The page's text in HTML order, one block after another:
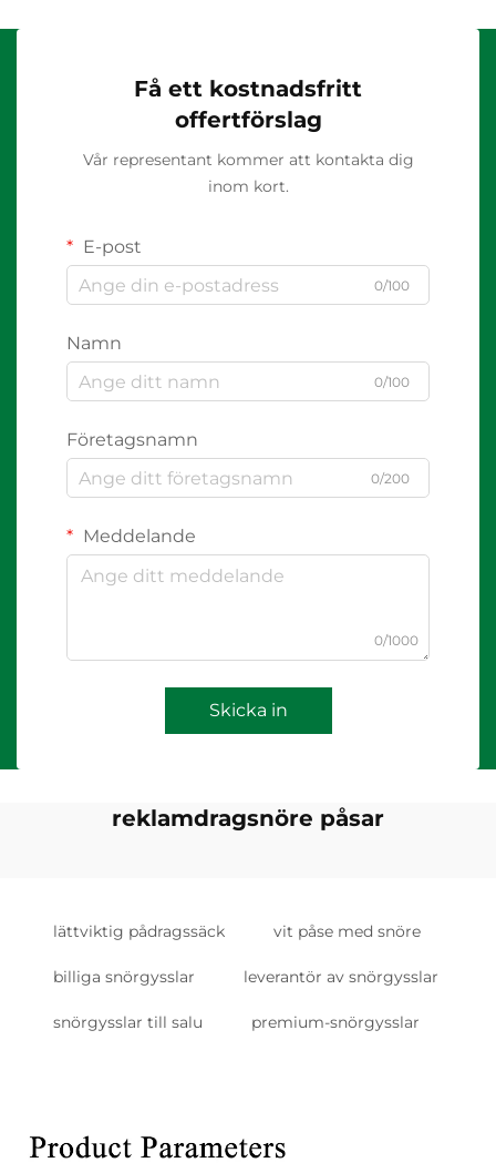
Få ett kostnadsfritt
offertförslag
Vår representant kommer att kontakta dig
inom kort.
E-post
0/100
Namn
0/100
Företagsnamn
0/200
Meddelande
0/1000
Skicka in
reklamdragsnöre påsar
lättviktig pådragssäck vit påse med snöre
billiga snörgysslar leverantör av snörgysslar
snörgysslar till salu premium-snörgysslar